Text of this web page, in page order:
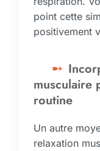
point cette
positivement
musculaire
routine
Un autre
relaxation